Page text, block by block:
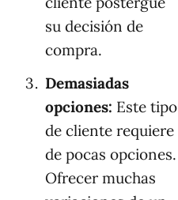
su decisión de
compra.
Demasiadas
opciones: Este tipo
de cliente requiere
de pocas opciones.
Ofrecer muchas